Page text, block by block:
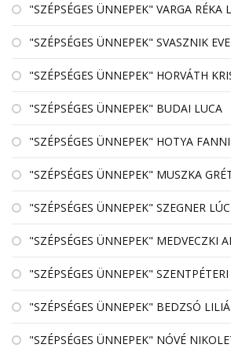
"SZÉPSÉGES ÜNNEPEK" VARGA RÉKA
"SZÉPSÉGES ÜNNEPEK" SVASZNIK
"SZÉPSÉGES ÜNNEPEK" HORVÁTH
"SZÉPSÉGES ÜNNEPEK" BUDAI LUCA
"SZÉPSÉGES ÜNNEPEK" HOTYA FANNI
"SZÉPSÉGES ÜNNEPEK" MUSZKA
"SZÉPSÉGES ÜNNEPEK" SZEGNER
"SZÉPSÉGES ÜNNEPEK" MEDVECZKI
"SZÉPSÉGES ÜNNEPEK"
"SZÉPSÉGES ÜNNEPEK" BEDZSÓ
"SZÉPSÉGES ÜNNEPEK" NÓVÉ